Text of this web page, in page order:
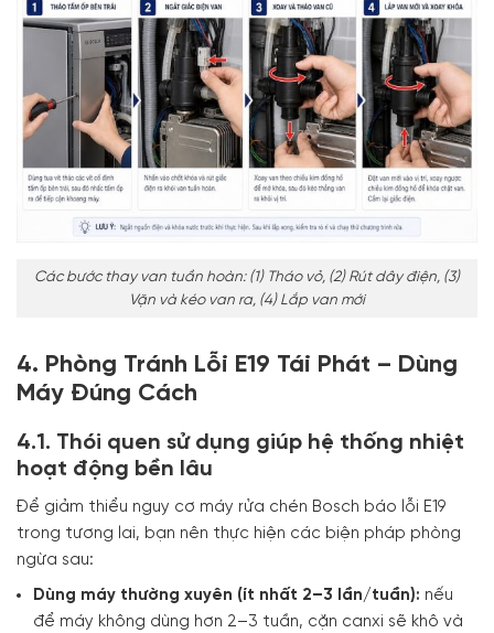
Các bước thay van tuần hoàn: (1) Tháo vỏ, (2) Rút dây điện, (3)
Vặn và kéo van ra, (4) Lắp van mới
4. Phòng Tránh Lỗi E19 Tái Phát – Dùng
Máy Đúng Cách
4.1. Thói quen sử dụng giúp hệ thống nhiệt
hoạt động bền lâu
Để giảm thiểu nguy cơ máy rửa chén Bosch báo lỗi E19
trong tương lai, bạn nên thực hiện các biện pháp phòng
ngừa sau:
Dùng máy thường xuyên (ít nhất 2–3 lần/tuần): nếu
để máy không dùng hơn 2–3 tuần, cặn canxi sẽ khô và